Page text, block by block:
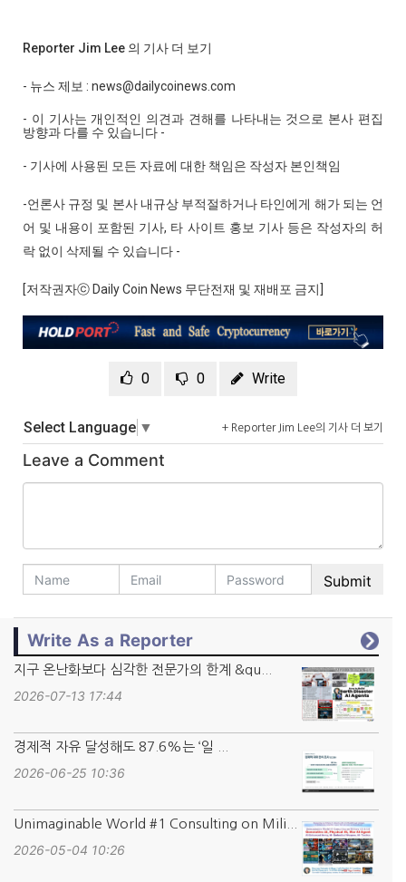
Reporter Jim Lee 의 기사 더 보기
- 뉴스 제보 : news@dailycoinews.com
- 이 기사는 개인적인 의견과 견해를 나타내는 것으로 본사 편집
방향과 다를 수 있습니다 -
- 기사에 사용된 모든 자료에 대한 책임은 작성자 본인책임
-언론사 규정 및 본사 내규상 부적절하거나 타인에게 해가 되는 언
어 및 내용이 포함된 기사, 타 사이트 홍보 기사 등은 작성자의 허
락 없이 삭제될 수 있습니다 -
[저작권자ⓒ Daily Coin News 무단전재 및 재배포 금지]
0 0 Write
Select Language ▼ + Reporter Jim Lee의 기사 더 보기
Leave a Comment
Write As a Reporter
지구 온난화보다 심각한 전문가의 한계 &qu...
2026-07-13 17:44
경제적 자유 달성해도 87.6%는 ‘일 ...
2026-06-25 10:36
Unimaginable World #1 Consulting on Mili...
2026-05-04 10:26